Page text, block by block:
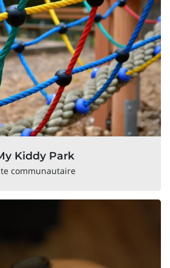
Kiddy Park
communautaire